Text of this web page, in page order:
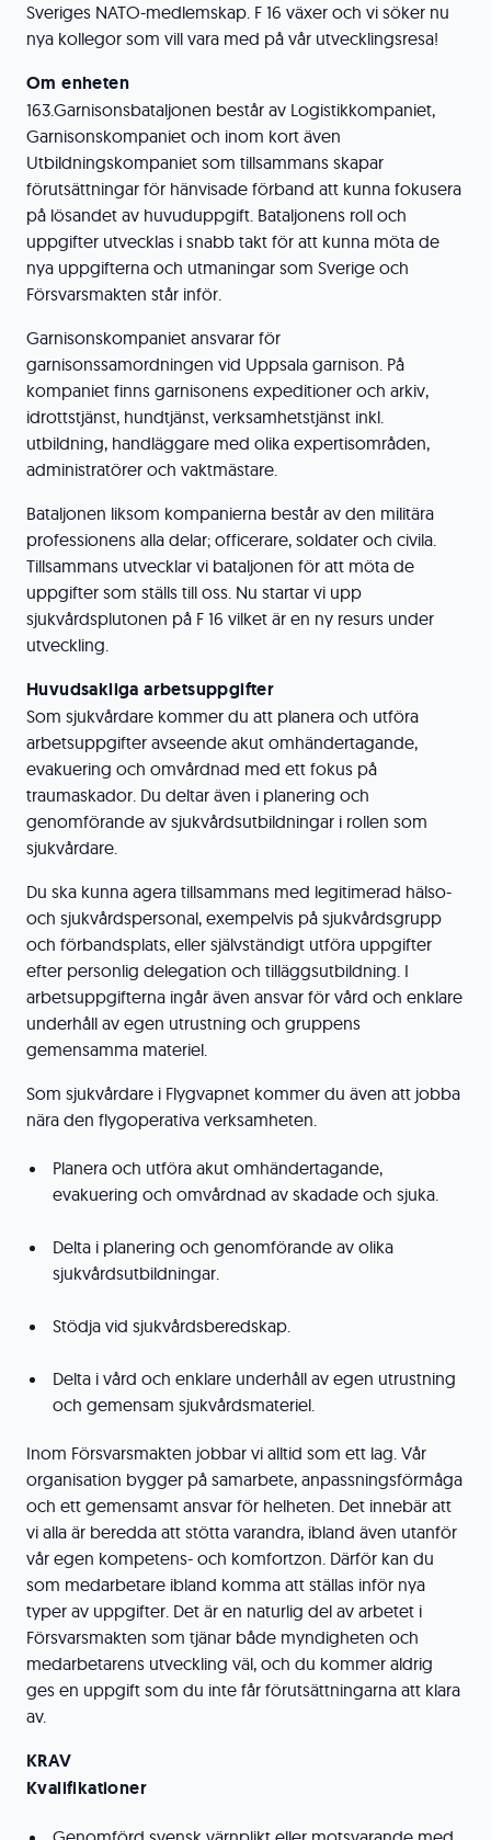
Sveriges NATO-medlemskap. F 16 växer och vi söker nu
nya kollegor som vill vara med på vår utvecklingsresa!
Om enheten
163.Garnisonsbataljonen består av Logistikkompaniet,
Garnisonskompaniet och inom kort även
Utbildningskompaniet som tillsammans skapar
förutsättningar för hänvisade förband att kunna fokusera
på lösandet av huvuduppgift. Bataljonens roll och
uppgifter utvecklas i snabb takt för att kunna möta de
nya uppgifterna och utmaningar som Sverige och
Försvarsmakten står inför.
Garnisonskompaniet ansvarar för
garnisonssamordningen vid Uppsala garnison. På
kompaniet finns garnisonens expeditioner och arkiv,
idrottstjänst, hundtjänst, verksamhetstjänst inkl.
utbildning, handläggare med olika expertisområden,
administratörer och vaktmästare.
Bataljonen liksom kompanierna består av den militära
professionens alla delar; officerare, soldater och civila.
Tillsammans utvecklar vi bataljonen för att möta de
uppgifter som ställs till oss. Nu startar vi upp
sjukvårdsplutonen på F 16 vilket är en ny resurs under
utveckling.
Huvudsakliga arbetsuppgifter
Som sjukvårdare kommer du att planera och utföra
arbetsuppgifter avseende akut omhändertagande,
evakuering och omvårdnad med ett fokus på
traumaskador. Du deltar även i planering och
genomförande av sjukvårdsutbildningar i rollen som
sjukvårdare.
Du ska kunna agera tillsammans med legitimerad hälso-
och sjukvårdspersonal, exempelvis på sjukvårdsgrupp
och förbandsplats, eller självständigt utföra uppgifter
efter personlig delegation och tilläggsutbildning. I
arbetsuppgifterna ingår även ansvar för vård och enklare
underhåll av egen utrustning och gruppens
gemensamma materiel.
Som sjukvårdare i Flygvapnet kommer du även att jobba
nära den flygoperativa verksamheten.
Planera och utföra akut omhändertagande,
evakuering och omvårdnad av skadade och sjuka.
Delta i planering och genomförande av olika
sjukvårdsutbildningar.
Stödja vid sjukvårdsberedskap.
Delta i vård och enklare underhåll av egen utrustning
och gemensam sjukvårdsmateriel.
Inom Försvarsmakten jobbar vi alltid som ett lag. Vår
organisation bygger på samarbete, anpassningsförmåga
och ett gemensamt ansvar för helheten. Det innebär att
vi alla är beredda att stötta varandra, ibland även utanför
vår egen kompetens- och komfortzon. Därför kan du
som medarbetare ibland komma att ställas inför nya
typer av uppgifter. Det är en naturlig del av arbetet i
Försvarsmakten som tjänar både myndigheten och
medarbetarens utveckling väl, och du kommer aldrig
ges en uppgift som du inte får förutsättningarna att klara
av.
KRAV
Kvalifikationer